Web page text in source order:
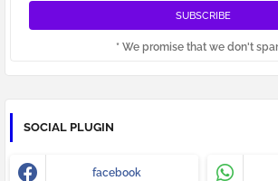
* We promise that we don't
SOCIAL PLUGIN
facebook